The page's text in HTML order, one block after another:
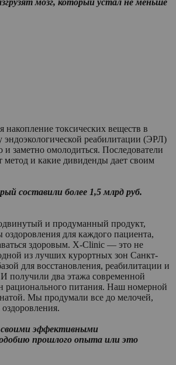
токсических веществ в
реабилитации (ЭРЛ)
заметно омолодиться. Последователи
и какие дивиденды дает своим
составили более 1,5 млрд руб.
и продуманный продукт,
для каждого пациента,
здоровым. X-Clinic — это не
из лучших курортных зон Санкт-
для восстановления, реабилитации и
получили два этажа современной
рационального питания. Наш номерной
Мы продумали все до мелочей,
своими эффективными
прошлого опыта или это